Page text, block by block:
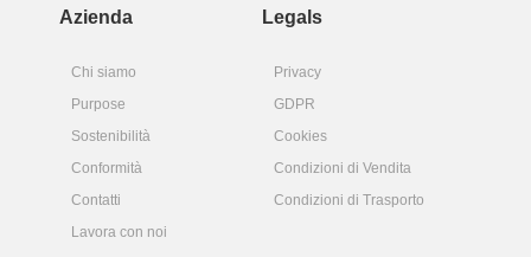
Azienda Legals
Chi siamo
Privacy
Purpose
GDPR
Sostenibilità
Cookies
Conformità
Condizioni di Vendita
Contatti
Condizioni di Trasporto
Lavora con noi